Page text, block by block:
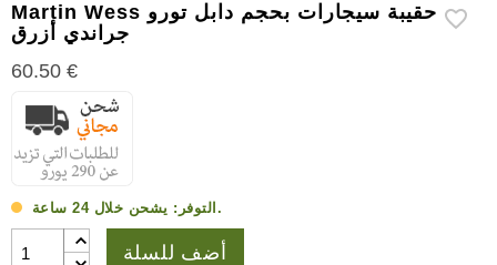
Martin Wess حقيبة سيجارات بحجم دابل تورو
جراندي أزرق
60.50 €
التوفر: يشحن خلال 24 ساعة.
أضف للسلة